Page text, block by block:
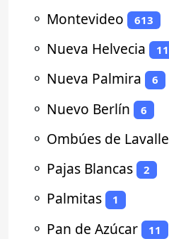
⚬ Montevideo 613
⚬ Nueva Helvecia 11
⚬ Nueva Palmira 6
⚬ Nuevo Berlín 6
⚬ Ombúes de Lavalle
⚬ Pajas Blancas 2
⚬ Palmitas 1
⚬ Pan de Azúcar 11